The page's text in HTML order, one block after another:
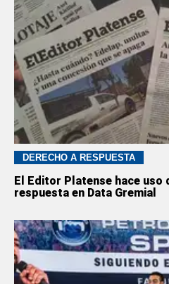
DERECHO A RESPUESTA
El Editor Platense hace uso
respuesta en Data Gremial